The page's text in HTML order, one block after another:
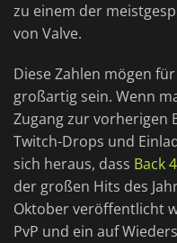
zu einem der
von Valve.
Diese Zahlen mögen
großartig sein. Wenn
Zugang zur vorherigen
Twitch-Drops und
sich heraus, dass Back
der großen Hits des
Oktober veröffentlicht
PvP und ein auf